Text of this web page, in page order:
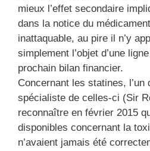
mieux l’effet secondaire
dans la notice du
inattaquable, au pire il n’y
simplement l’objet d’une
prochain bilan financier.
Concernant les statines, l’un
spécialiste de celles-ci (Sir
reconnaître en février 2015
disponibles concernant la
n’avaient jamais été